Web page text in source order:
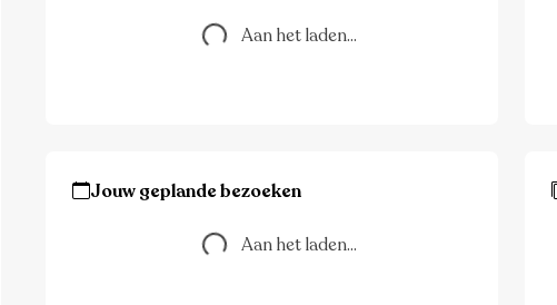
Aan het laden...
Aan het laden...
Jouw geplande bezoeken
Aan het laden...
Aan het laden...